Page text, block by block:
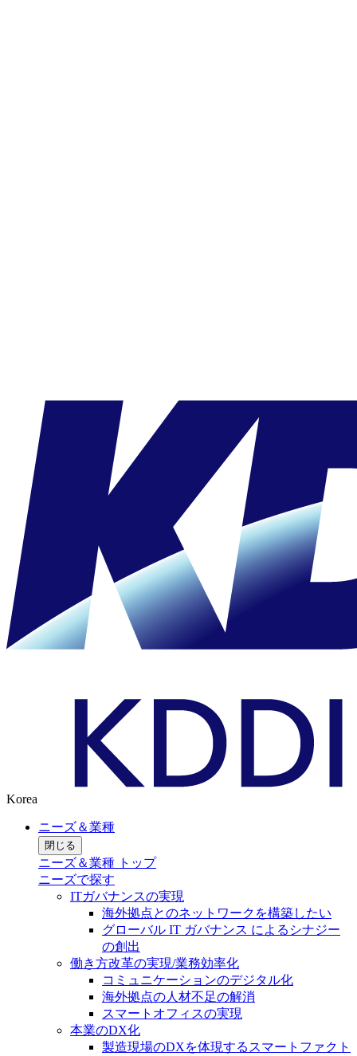
Korea
ニーズ＆業種
閉じる
ニーズ＆業種 トップ
ニーズで探す
ITガバナンスの実現
海外拠点とのネットワークを構築したい
グローバル IT ガバナンス によるシナジー
の創出
働き方改革の実現/業務効率化
コミュニケーションのデジタル化
海外拠点の人材不足の解消
スマートオフィスの実現
本業のDX化
製造現場のDXを体現するスマートファクト